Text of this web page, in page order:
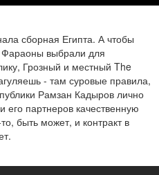
сборная Египта. А чтобы
Фараоны выбрали для
Грозный и местный The
- там суровые правила,
Рамзан Кадыров лично
партнеров качественную
быть может, и контракт в